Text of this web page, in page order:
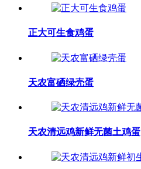
正大可生食鸡蛋
天农富硒绿壳蛋
天农清远鸡新鲜无菌土鸡蛋